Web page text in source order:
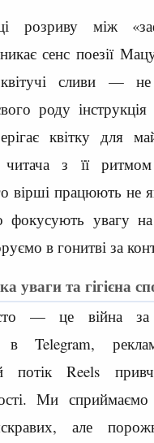
розриву між
сенс поезії
сливи —
роду інструкція
квітку для
читача з її
вірші працюють не
фокусують увагу
в гонитві за
уваги та гігієна
— це війна
в Telegram,
потік Reels
Ми
але